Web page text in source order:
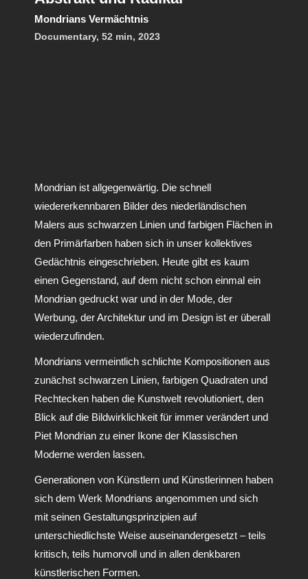
Mondrians Vermächtnis
Documentary, 52 min, 2023
Mondrian ist allgegenwärtig. Die schnell
wiedererkennbaren Bilder des niederländischen
Malers aus schwarzen Linien und farbigen Flächen in
den Primärfarben haben sich in unser kollektives
Gedächtnis eingeschrieben. Heute gibt es kaum
einen Gegenstand, auf dem nicht schon einmal ein
Mondrian gedruckt war und in der Mode, der
Werbung, der Architektur und im Design ist er überall
wiederzufinden.
Mondrians vermeintlich schlichte Kompositionen aus
zunächst schwarzen Linien, farbigen Quadraten und
Rechtecken haben die Kunstwelt revolutioniert, den
Blick auf die Bildwirklichkeit für immer verändert und
Piet Mondrian zu einer Ikone der Klassischen
Moderne werden lassen.
Generationen von Künstlern und Künstlerinnen haben
sich dem Werk Mondrians angenommen und sich
mit seinen Gestaltungsprinzipien auf
unterschiedlichste Weise auseinandergesetzt – teils
kritisch, teils humorvoll und in allen denkbaren
künstlerischen Formen.